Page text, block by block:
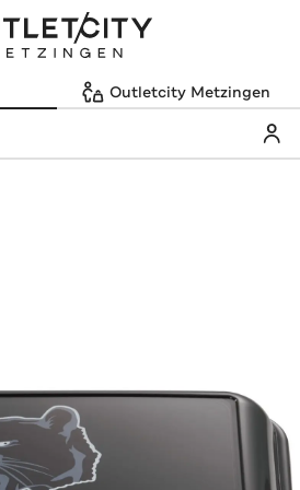
Outletcity Metzingen